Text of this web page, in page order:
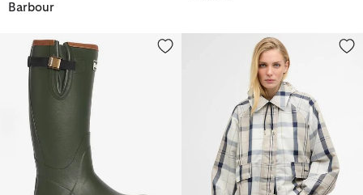
Barbour
Wellington Donna Tempest Giacca antipioggia Ballina con